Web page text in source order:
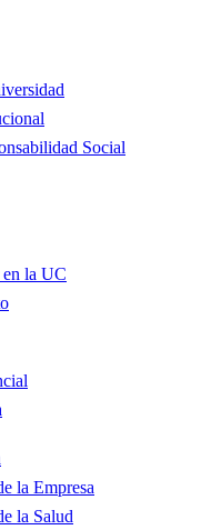
Social
en la UC
la Empresa
la Salud